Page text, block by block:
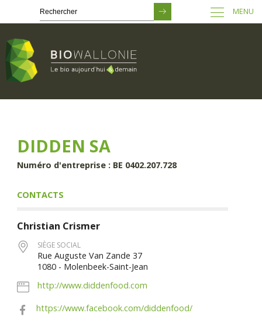
principal
MENU
DIDDEN SA
Numéro d'entreprise : BE 0402.207.728
CONTACTS
Christian Crismer
SIÈGE SOCIAL
Rue Auguste Van Zande 37
1080 - Molenbeek-Saint-Jean
http://www.diddenfood.com
https://www.facebook.com/diddenfood/